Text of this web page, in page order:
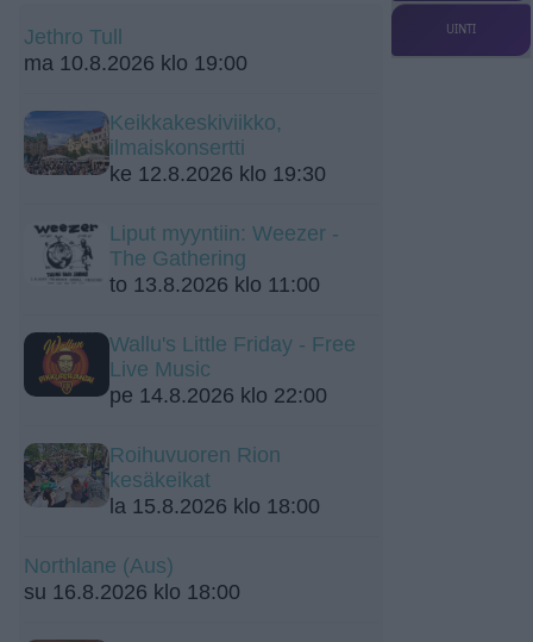
Jethro Tull
ma 10.8.2026 klo 19:00
Keikkakeskiviikko,
ilmaiskonsertti
ke 12.8.2026 klo 19:30
Liput myyntiin: Weezer -
The Gathering
to 13.8.2026 klo 11:00
Wallu's Little Friday - Free
Live Music
pe 14.8.2026 klo 22:00
Roihuvuoren Rion
kesäkeikat
la 15.8.2026 klo 18:00
Northlane (Aus)
su 16.8.2026 klo 18:00
UINTI